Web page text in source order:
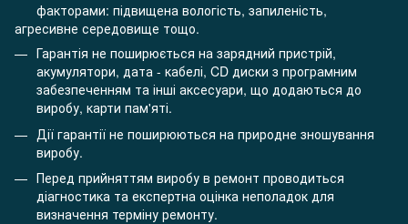
факторами: підвищена вологість, запиленість,
агресивне середовище тощо.
Гарантія не поширюється на зарядний пристрій,
акумулятори, дата - кабелі, CD диски з програмним
забезпеченням та інші аксесуари, що додаються до
виробу, карти пам'яті.
Дії гарантії не поширюються на природне зношування
виробу.
Перед прийняттям виробу в ремонт проводиться
діагностика та експертна оцінка неполадок для
визначення терміну ремонту.